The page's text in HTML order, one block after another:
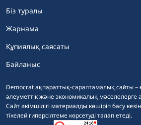
Democrat ақпараттық-сараптамалық сайты –
әлеуметтік және экономикалық мәселелерге
Сайт әкімшілігі материалды көшіріп басу
тікелей гиперсілтеме көрсетуді талап етеді.
Біз туралы
Жарнама
Құпиялық саясаты
Байланыс